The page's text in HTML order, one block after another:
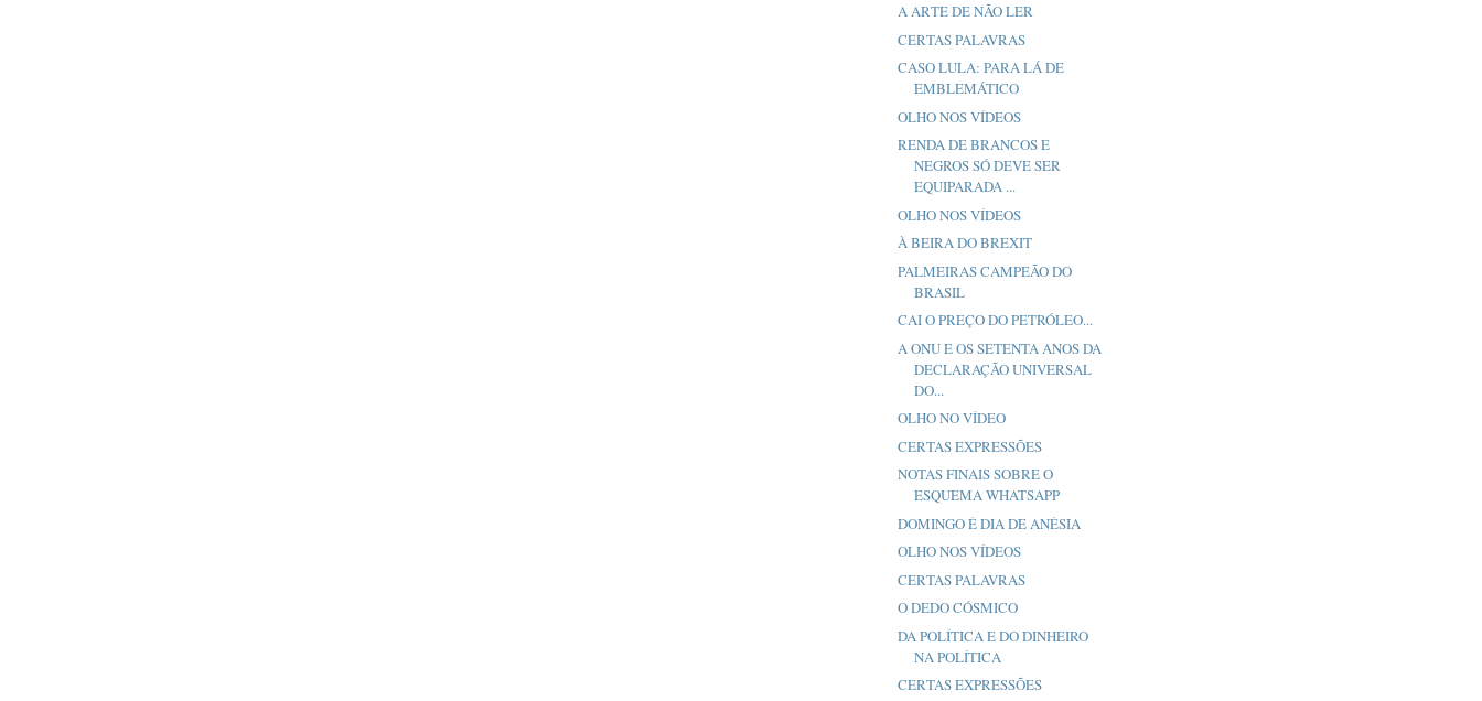
A ARTE DE NÃO LER
CERTAS PALAVRAS
CASO LULA: PARA LÁ DE
EMBLEMÁTICO
OLHO NOS VÍDEOS
RENDA DE BRANCOS E
NEGROS SÓ DEVE SER
EQUIPARADA ...
OLHO NOS VÍDEOS
À BEIRA DO BREXIT
PALMEIRAS CAMPEÃO DO
BRASIL
CAI O PREÇO DO PETRÓLEO...
A ONU E OS SETENTA ANOS DA
DECLARAÇÃO UNIVERSAL
DO...
OLHO NO VÍDEO
CERTAS EXPRESSÕES
NOTAS FINAIS SOBRE O
ESQUEMA WHATSAPP
DOMINGO É DIA DE ANÉSIA
OLHO NOS VÍDEOS
CERTAS PALAVRAS
O DEDO CÓSMICO
DA POLÍTICA E DO DINHEIRO
NA POLÍTICA
CERTAS EXPRESSÕES